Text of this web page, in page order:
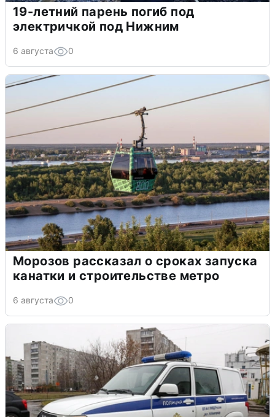
19-летний парень погиб под
электричкой под Нижним
6 августа 0
Морозов рассказал о сроках запуска
канатки и строительстве метро
6 августа 0